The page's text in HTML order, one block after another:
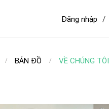
/
Đăng nhập
BẢN ĐỒ VỀ CHÚNG TÔI